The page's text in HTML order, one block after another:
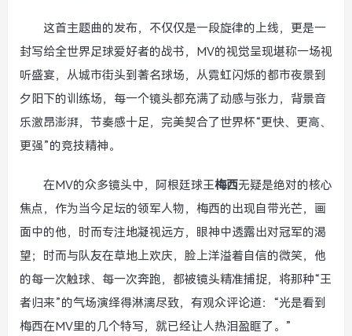
这首主题曲的发布，不仅仅是一段旋律的上线，更是一
封写给全世界足球爱好者的战书，MV的视觉呈现堪称一场视
听盛宴，从城市街头到著名球场，从霓虹闪烁的都市夜景到
夕阳下的训练场，每一个镜头都充满了动感与张力，背景音
乐激昂澎湃，节奏感十足，完美契合了世界杯“更快、更高、
更强”的竞技精神。
在MV的众多镜头中，阿根廷球王梅西无疑是绝对的核心
焦点，作为当今足坛的领军人物，梅西的出现自带光芒，画
面中的他，时而专注地凝视远方，眼神中透露出对冠军的渴
望；时而与队友在草地上欢庆，脸上洋溢着自信的微笑，他
的每一次触球、每一次奔跑，都被镜头精准捕捉，将那种“王
者归来”的气场演绎得淋漓尽致，有观众评论道：“光是看到
梅西在MV里的几个特写，就已经让人热泪盈眶了。”